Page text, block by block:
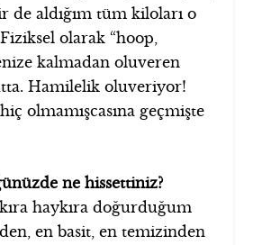
de aldığım tüm kiloları o
olarak “hoop,
kalmadan oluveren
Hamilelik oluveriyor!
olmamışcasına geçmişte
ne hissettiniz?
haykıra doğurduğum
en basit, en temizinden